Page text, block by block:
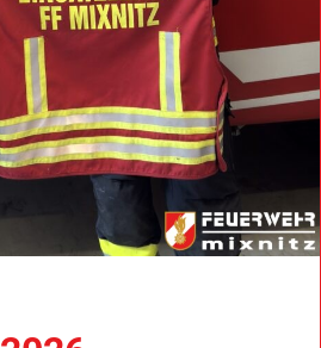
WANDERTAG
Juni startetet wir früh am
durch die
einer kurzen Rast beim
weiter zur Tyrnauer Alm, wo wir…